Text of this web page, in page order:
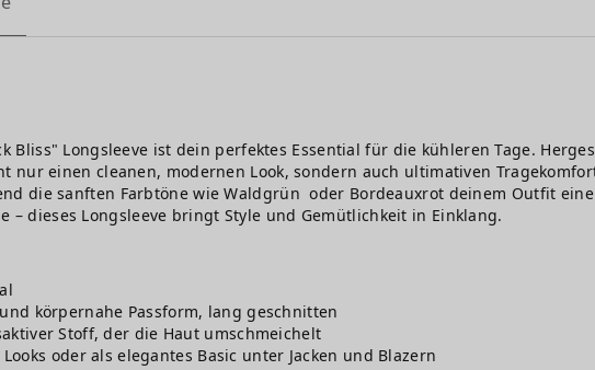
Bliss" Longsleeve ist dein perfektes Essential für die kühleren Tage.
nur einen cleanen, modernen Look, sondern auch ultimativen
die sanften Farbtöne wie Waldgrün oder Bordeauxrot deinem Outfit
– dieses Longsleeve bringt Style und Gemütlichkeit in Einklang.
körpernahe Passform, lang geschnitten
Stoff, der die Haut umschmeichelt
oder als elegantes Basic unter Jacken und Blazern